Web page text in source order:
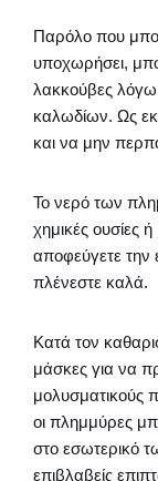
Παρόλο που
υποχωρήσει,
λακκούβες
καλωδίων. Ως εκ
και να μην
Το νερό των
χημικές ουσίες
αποφεύγετε την
πλένεστε καλά.
Κατά τον
μάσκες για να
μολυσματικούς
οι πλημμύρες
στο εσωτερικό
επιβλαβείς